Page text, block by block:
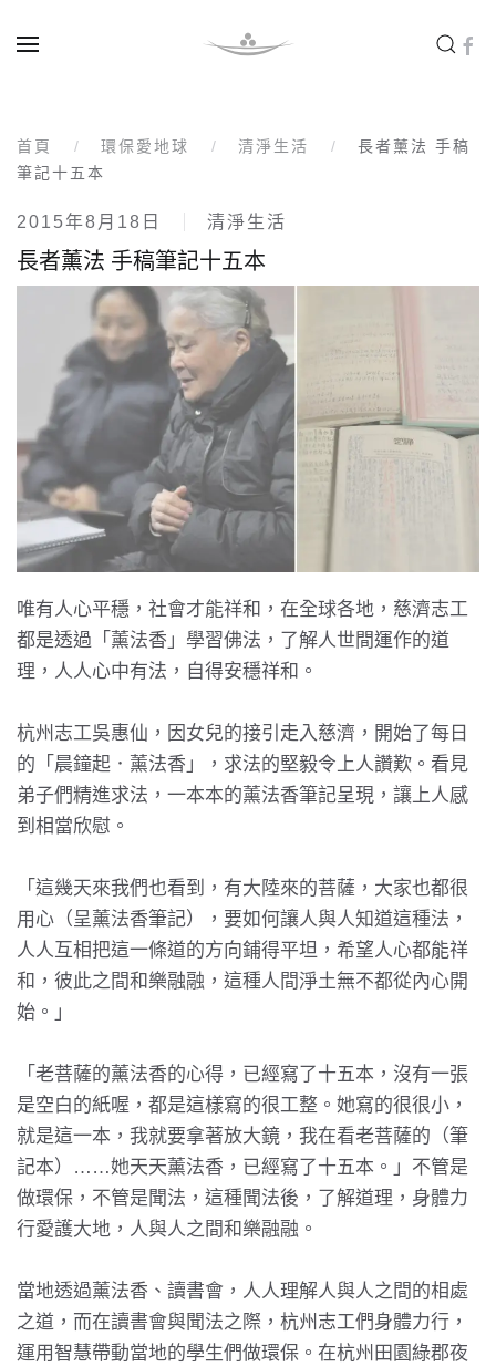
首頁 環保愛地球 清淨生活
長者薰法 手稿
筆記十五本
2015年8月18日 清淨生活
長者薰法 手稿筆記十五本
唯有人心平穩，社會才能祥和，在全球各地，慈濟志工
都是透過「薰法香」學習佛法，了解人世間運作的道
理，人人心中有法，自得安穩祥和。
杭州志工吳惠仙，因女兒的接引走入慈濟，開始了每日
的「晨鐘起．薰法香」，求法的堅毅令上人讚歎。看見
弟子們精進求法，一本本的薰法香筆記呈現，讓上人感
到相當欣慰。
「這幾天來我們也看到，有大陸來的菩薩，大家也都很
用心（呈薰法香筆記），要如何讓人與人知道這種法，
人人互相把這一條道的方向鋪得平坦，希望人心都能祥
和，彼此之間和樂融融，這種人間淨土無不都從內心開
始。」
「老菩薩的薰法香的心得，已經寫了十五本，沒有一張
是空白的紙喔，都是這樣寫的很工整。她寫的很很小，
就是這一本，我就要拿著放大鏡，我在看老菩薩的（筆
記本）……她天天薰法香，已經寫了十五本。」不管是
做環保，不管是聞法，這種聞法後，了解道理，身體力
行愛護大地，人與人之間和樂融融。
當地透過薰法香、讀書會，人人理解人與人之間的相處
之道，而在讀書會與聞法之際，杭州志工們身體力行，
運用智慧帶動當地的學生們做環保。在杭州田園綠郡夜